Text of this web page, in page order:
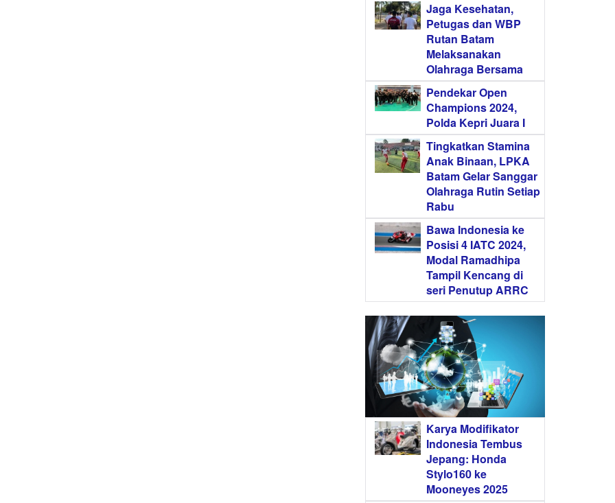
Jaga Kesehatan,
Petugas dan WBP
Rutan Batam
Melaksanakan
Olahraga Bersama
Pendekar Open
Champions 2024,
Polda Kepri Juara I
Tingkatkan Stamina
Anak Binaan, LPKA
Batam Gelar Sanggar
Olahraga Rutin Setiap
Rabu
Bawa Indonesia ke
Posisi 4 IATC 2024,
Modal Ramadhipa
Tampil Kencang di
seri Penutup ARRC
Karya Modifikator
Indonesia Tembus
Jepang: Honda
Stylo160 ke
Mooneyes 2025